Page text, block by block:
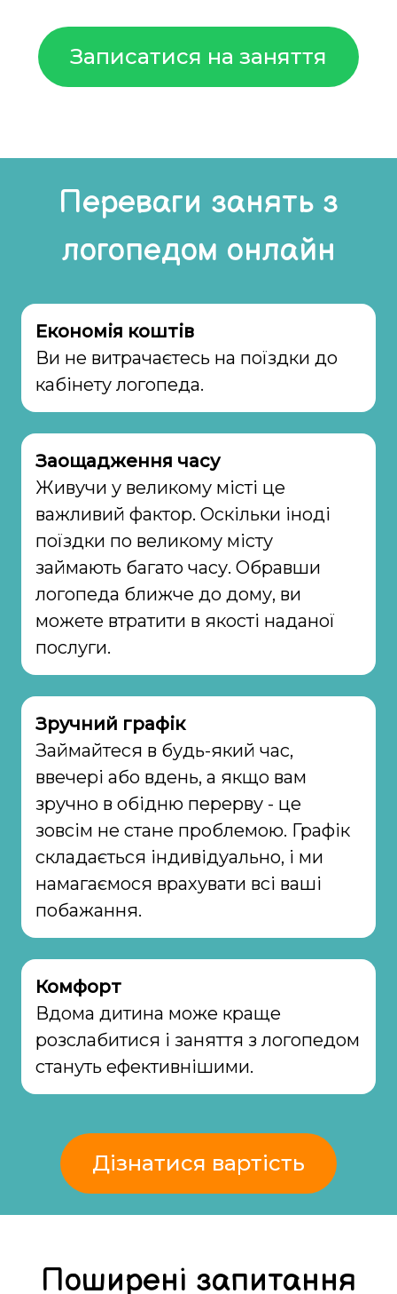
Записатися на заняття
Переваги занять з
логопедом онлайн
Економія коштів
Ви не витрачаєтесь на поїздки до
кабінету логопеда.
Заощадження часу
Живучи у великому місті це
важливий фактор. Оскільки іноді
поїздки по великому місту
займають багато часу. Обравши
логопеда ближче до дому, ви
можете втратити в якості наданої
послуги.
Зручний графік
Займайтеся в будь-який час,
ввечері або вдень, а якщо вам
зручно в обідню перерву - це
зовсім не стане проблемою. Графік
складається індивідуально, і ми
намагаємося врахувати всі ваші
побажання.
Комфорт
Вдома дитина може краще
розслабитися і заняття з логопедом
стануть ефективнішими.
Дізнатися вартість
Поширені запитання